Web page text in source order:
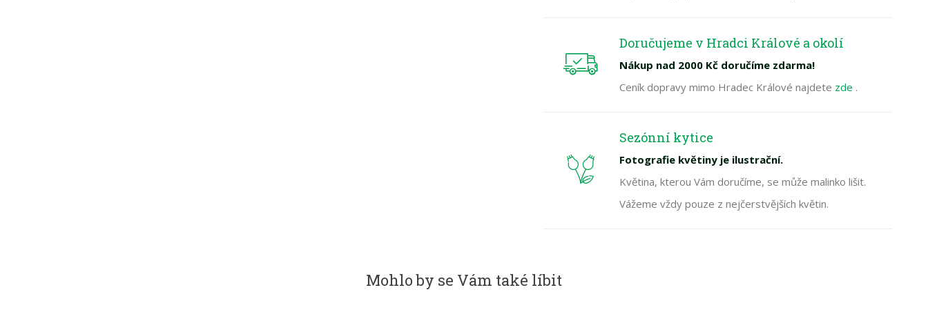
Doručujeme v Hradci Králové a okolí
Nákup nad 2000 Kč doručíme zdarma!
Ceník dopravy mimo Hradec Králové najdete zde .
Sezónní kytice
Fotografie květiny je ilustrační.
Květina, kterou Vám doručíme, se může malinko lišit.
Vážeme vždy pouze z nejčerstvějších květin.
Mohlo by se Vám také líbit